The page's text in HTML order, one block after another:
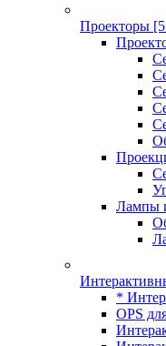
Проекторы
Лампы
*
OPS